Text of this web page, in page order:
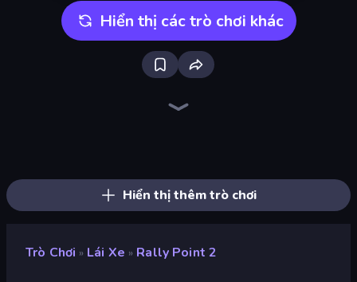
Hiển thị các trò chơi khác
Hiển thị thêm trò chơi
Trò Chơi » Lái Xe » Rally Point 2